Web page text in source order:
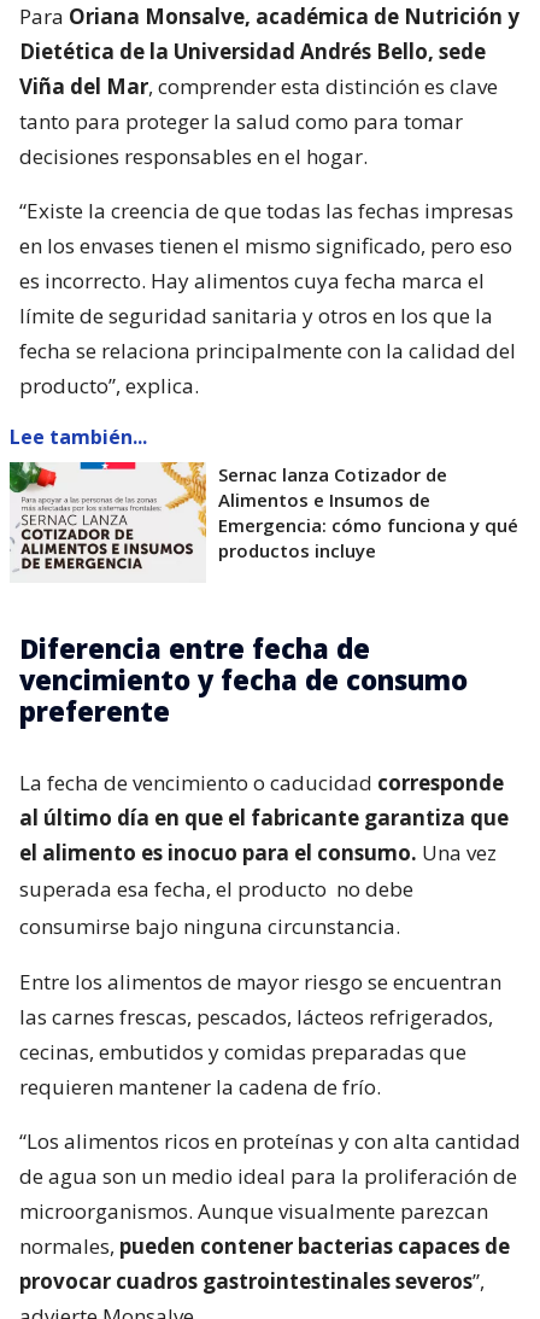
Para Oriana Monsalve, académica de Nutrición y
Dietética de la Universidad Andrés Bello, sede
Viña del Mar, comprender esta distinción es clave
tanto para proteger la salud como para tomar
decisiones responsables en el hogar.
“Existe la creencia de que todas las fechas impresas
en los envases tienen el mismo significado, pero eso
es incorrecto. Hay alimentos cuya fecha marca el
límite de seguridad sanitaria y otros en los que la
fecha se relaciona principalmente con la calidad del
producto”, explica.
Lee también...
Sernac lanza Cotizador de
Alimentos e Insumos de
Emergencia: cómo funciona y qué
productos incluye
Diferencia entre fecha de
vencimiento y fecha de consumo
preferente
La fecha de vencimiento o caducidad corresponde
al último día en que el fabricante garantiza que
el alimento es inocuo para el consumo. Una vez
superada esa fecha, el producto no debe
consumirse bajo ninguna circunstancia.
Entre los alimentos de mayor riesgo se encuentran
las carnes frescas, pescados, lácteos refrigerados,
cecinas, embutidos y comidas preparadas que
requieren mantener la cadena de frío.
“Los alimentos ricos en proteínas y con alta cantidad
de agua son un medio ideal para la proliferación de
microorganismos. Aunque visualmente parezcan
normales, pueden contener bacterias capaces de
provocar cuadros gastrointestinales severos”,